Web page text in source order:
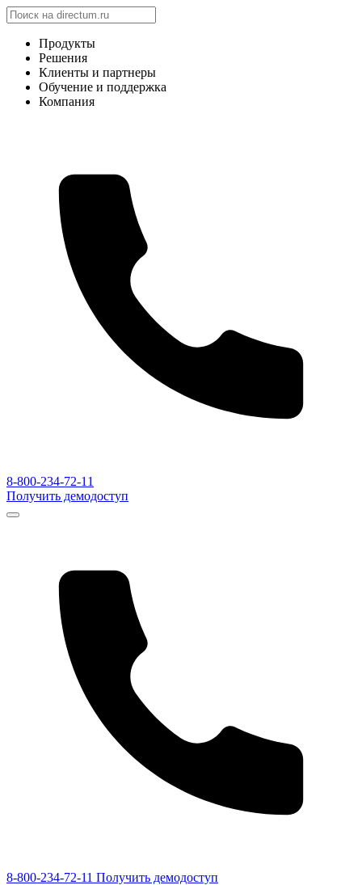
Продукты
Решения
Клиенты и партнеры
Обучение и поддержка
Компания
8-800-234-72-11
Получить демодоступ
8-800-234-72-11 Получить демодоступ